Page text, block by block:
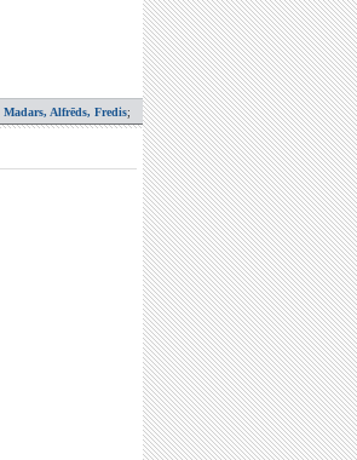
Madars, Alfrēds, Fredis;